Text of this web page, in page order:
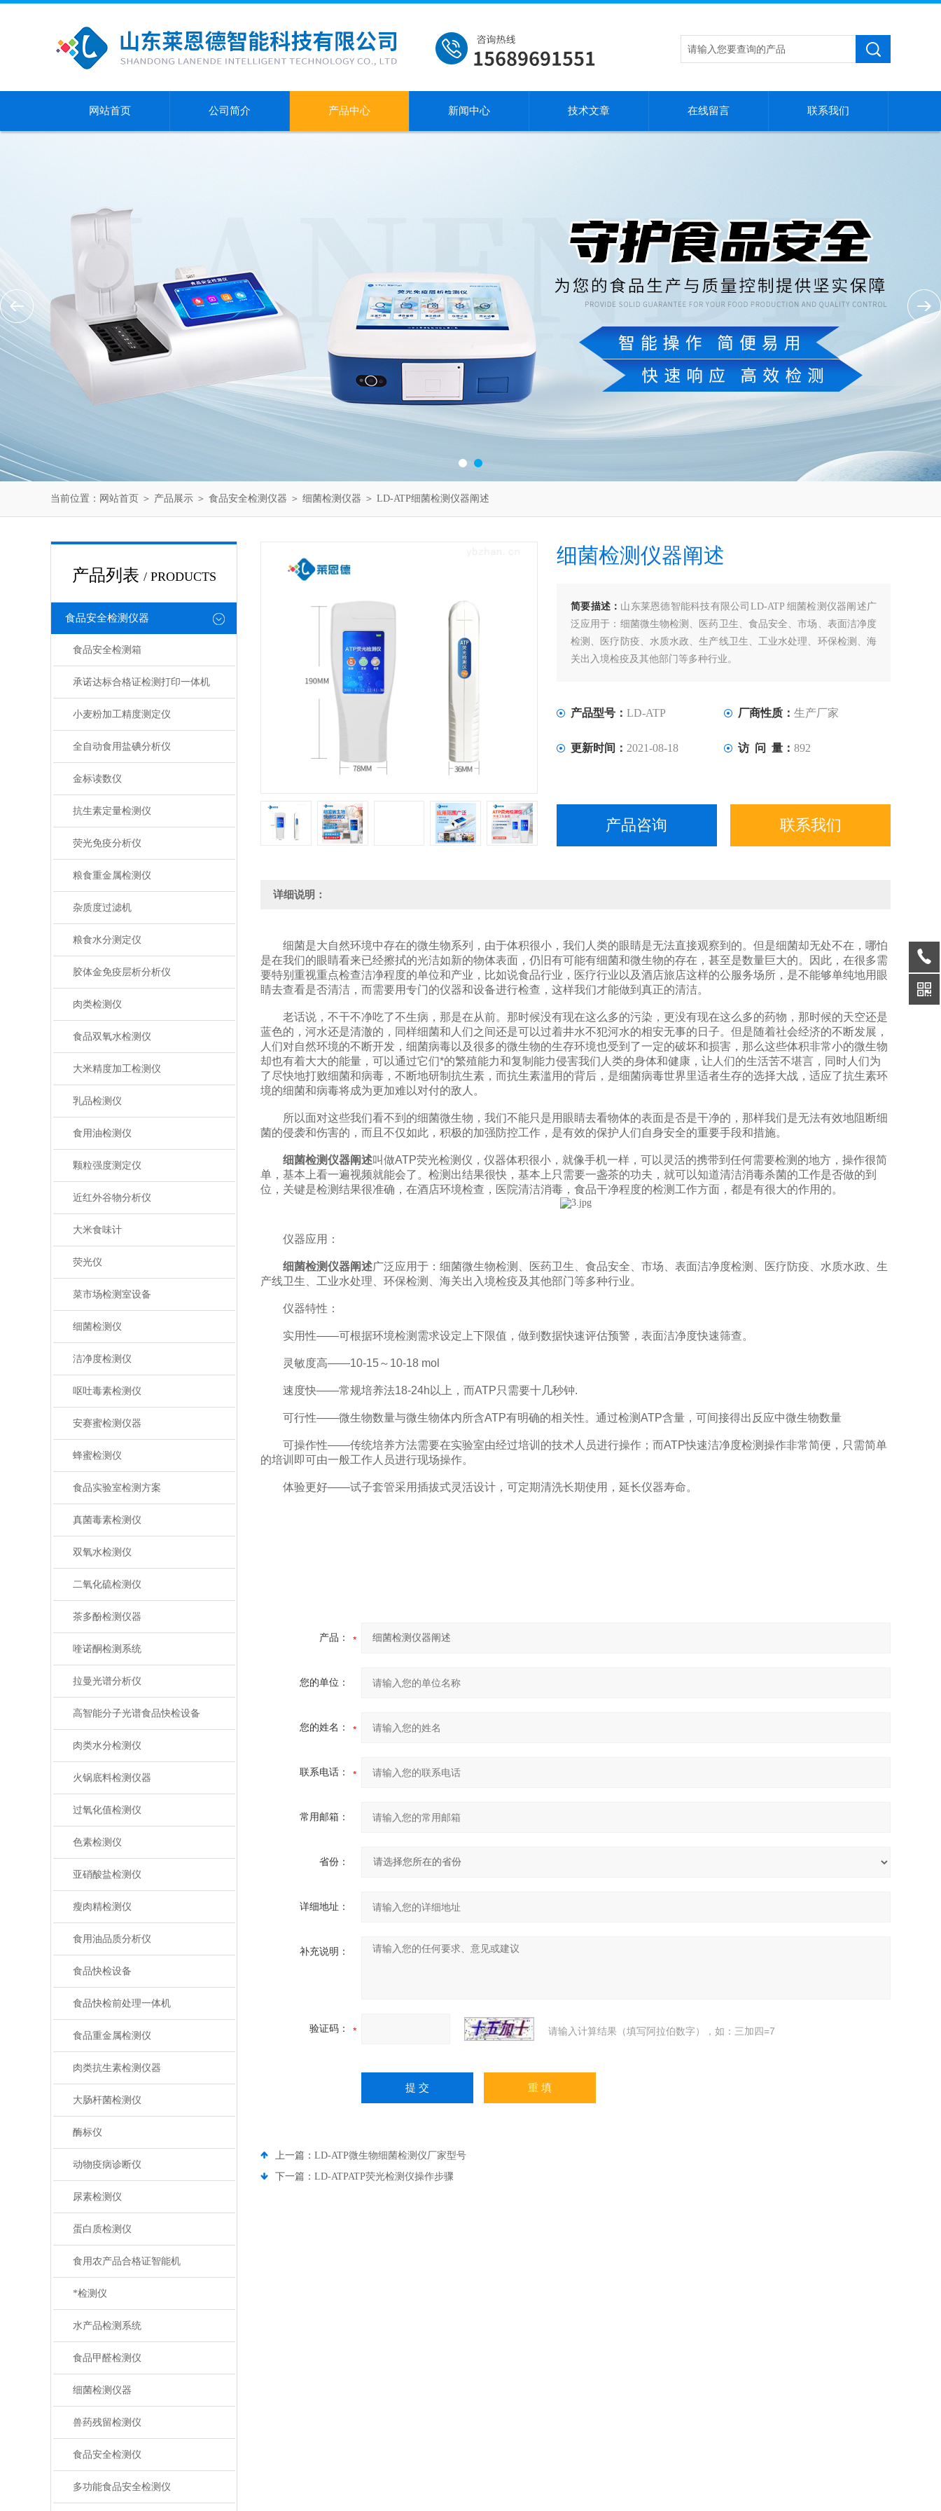
网站首页 公司简介 产品中心 新闻中心 技术文章 在线留言 联系我们
当前位置： 网站首页 ＞ 产品展示 ＞ 食品安全检测仪器 ＞ 细菌检测仪器 ＞ LD-ATP细菌检测仪器阐述
产品列表 / PRODUCTS
食品安全检测仪器
食品安全检测箱
承诺达标合格证检测打印一体机
小麦粉加工精度测定仪
全自动食用盐碘分析仪
金标读数仪
抗生素定量检测仪
荧光免疫分析仪
粮食重金属检测仪
杂质度过滤机
粮食水分测定仪
胶体金免疫层析分析仪
肉类检测仪
食品双氧水检测仪
大米精度加工检测仪
乳品检测仪
食用油检测仪
颗粒强度测定仪
近红外谷物分析仪
大米食味计
荧光仪
菜市场检测室设备
细菌检测仪
洁净度检测仪
呕吐毒素检测仪
安赛蜜检测仪器
蜂蜜检测仪
食品实验室检测方案
真菌毒素检测仪
双氧水检测仪
二氧化硫检测仪
茶多酚检测仪器
喹诺酮检测系统
拉曼光谱分析仪
高智能分子光谱食品快检设备
肉类水分检测仪
火锅底料检测仪器
过氧化值检测仪
色素检测仪
亚硝酸盐检测仪
瘦肉精检测仪
食用油品质分析仪
食品快检设备
食品快检前处理一体机
食品重金属检测仪
肉类抗生素检测仪器
大肠杆菌检测仪
酶标仪
动物疫病诊断仪
尿素检测仪
蛋白质检测仪
食用农产品合格证智能机
*检测仪
水产品检测系统
食品甲醛检测仪
细菌检测仪器
兽药残留检测仪
食品安全检测仪
多功能食品安全检测仪
细菌检测仪器阐述
简要描述： 山东莱恩德智能科技有限公司LD-ATP 细菌检测仪器阐述广
泛应用于：细菌微生物检测、医药卫生、食品安全、市场、表面洁净度
检测、医疗防疫、水质水政、生产线卫生、工业水处理、环保检测、海
关出入境检疫及其他部门等多种行业。
产品型号： LD-ATP 厂商性质： 生产厂家
更新时间： 2021-08-18 访 问 量： 892
产品咨询 联系我们
详细说明：
细菌是大自然环境中存在的微生物系列，由于体积很小，我们人类的眼睛是无法直接观察到的。但是细菌却无处不在，哪怕
是在我们的眼睛看来已经擦拭的光洁如新的物体表面，仍旧有可能有细菌和微生物的存在，甚至是数量巨大的。因此，在很多需
要特别重视重点检查洁净程度的单位和产业，比如说食品行业，医疗行业以及酒店旅店这样的公服务场所，是不能够单纯地用眼
睛去查看是否清洁，而需要用专门的仪器和设备进行检查，这样我们才能做到真正的清洁。
老话说，不干不净吃了不生病，那是在从前。那时候没有现在这么多的污染，更没有现在这么多的药物，那时候的天空还是
蓝色的，河水还是清澈的，同样细菌和人们之间还是可以过着井水不犯河水的相安无事的日子。但是随着社会经济的不断发展，
人们对自然环境的不断开发，细菌病毒以及很多的微生物的生存环境也受到了一定的破坏和损害，那么这些体积非常小的微生物
却也有着大大的能量，可以通过它们*的繁殖能力和复制能力侵害我们人类的身体和健康，让人们的生活苦不堪言，同时人们为
了尽快地打败细菌和病毒，不断地研制抗生素，而抗生素滥用的背后，是细菌病毒世界里适者生存的选择大战，适应了抗生素环
境的细菌和病毒将成为更加难以对付的敌人。
所以面对这些我们看不到的细菌微生物，我们不能只是用眼睛去看物体的表面是否是干净的，那样我们是无法有效地阻断细
菌的侵袭和伤害的，而且不仅如此，积极的加强防控工作，是有效的保护人们自身安全的重要手段和措施。
细菌检测仪器阐述叫做ATP荧光检测仪，仪器体积很小，就像手机一样，可以灵活的携带到任何需要检测的地方，操作很简
单，基本上看一遍视频就能会了。检测出结果很快，基本上只需要一盏茶的功夫，就可以知道清洁消毒杀菌的工作是否做的到
位，关键是检测结果很准确，在酒店环境检查，医院清洁消毒，食品干净程度的检测工作方面，都是有很大的作用的。
仪器应用：
细菌检测仪器阐述广泛应用于：细菌微生物检测、医药卫生、食品安全、市场、表面洁净度检测、医疗防疫、水质水政、生
产线卫生、工业水处理、环保检测、海关出入境检疫及其他部门等多种行业。
仪器特性：
实用性——可根据环境检测需求设定上下限值，做到数据快速评估预警，表面洁净度快速筛查。
灵敏度高——10-15～10-18 mol
速度快——常规培养法18-24h以上，而ATP只需要十几秒钟.
可行性——微生物数量与微生物体内所含ATP有明确的相关性。通过检测ATP含量，可间接得出反应中微生物数量
可操作性——传统培养方法需要在实验室由经过培训的技术人员进行操作；而ATP快速洁净度检测操作非常简便，只需简单
的培训即可由一般工作人员进行现场操作。
体验更好——试子套管采用插拔式灵活设计，可定期清洗长期使用，延长仪器寿命。
产品：
您的单位：
您的姓名：
联系电话：
常用邮箱：
省份：
详细地址：
补充说明：
验证码： 请输入计算结果（填写阿拉伯数字），如：三加四=7
上一篇： LD-ATP微生物细菌检测仪厂家型号
下一篇： LD-ATPATP荧光检测仪操作步骤